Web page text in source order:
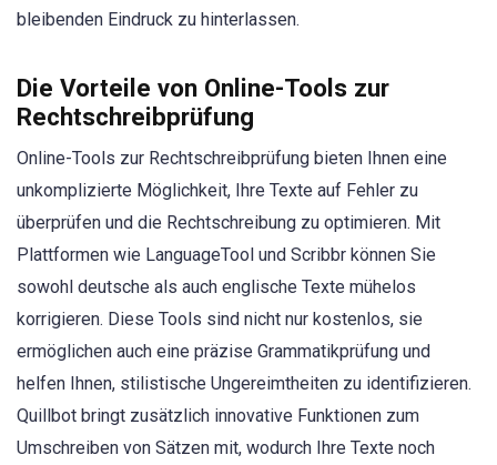
bleibenden Eindruck zu hinterlassen.
Die Vorteile von Online-Tools zur
Rechtschreibprüfung
Online-Tools zur Rechtschreibprüfung bieten Ihnen eine
unkomplizierte Möglichkeit, Ihre Texte auf Fehler zu
überprüfen und die Rechtschreibung zu optimieren. Mit
Plattformen wie LanguageTool und Scribbr können Sie
sowohl deutsche als auch englische Texte mühelos
korrigieren. Diese Tools sind nicht nur kostenlos, sie
ermöglichen auch eine präzise Grammatikprüfung und
helfen Ihnen, stilistische Ungereimtheiten zu identifizieren.
Quillbot bringt zusätzlich innovative Funktionen zum
Umschreiben von Sätzen mit, wodurch Ihre Texte noch